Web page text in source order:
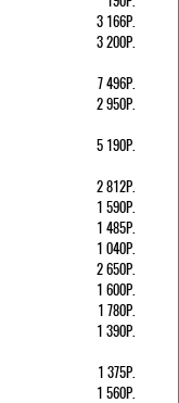
3 166Р.
3 200Р.
7 496Р.
2 950Р.
5 190Р.
2 812Р.
1 590Р.
1 485Р.
1 040Р.
2 650Р.
1 600Р.
1 780Р.
1 390Р.
1 375Р.
1 560Р.